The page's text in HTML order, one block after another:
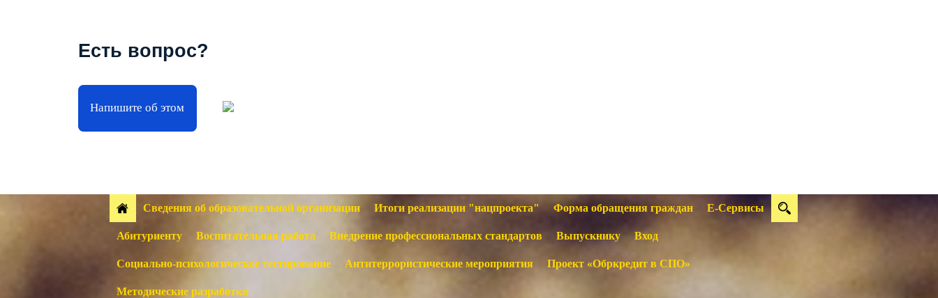
Есть вопрос?
Напишите об этом
Сведения об образовательной организации Итоги реализации "нацпроекта" Форма обращения граждан Е-Сервисы
Абитуриенту Воспитательная работа Внедрение профессиональных стандартов Выпускнику
Социально-психологическое тестирование Антитеррористические мероприятия Проект «Обркредит в СПО»
Методические разработки
Вход